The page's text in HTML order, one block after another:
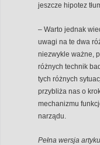
jeszcze hipotez
– Warto jednak
uwagi na te dwa
niezwykle ważne,
różnych technik
tych różnych
przybliża nas o
mechanizmu
narządu.
Pełna wersja